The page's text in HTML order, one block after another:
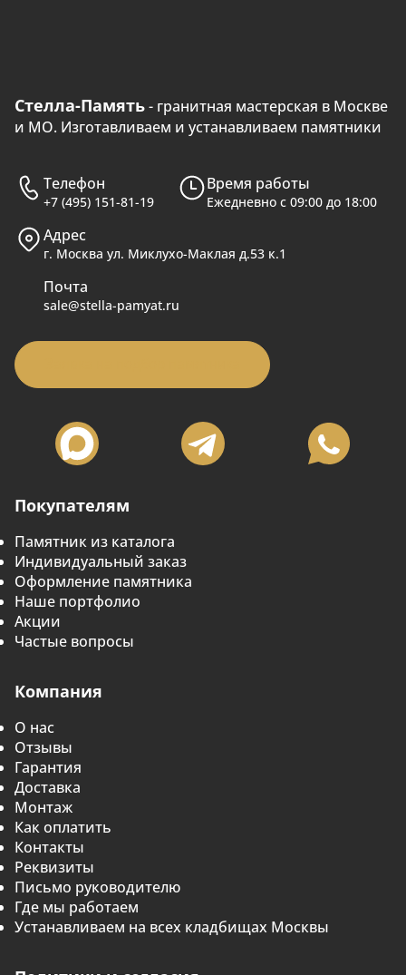
Стелла-Память- гранитная мастерская в Москве
и МО. Изготавливаем и устанавливаем памятники
Покупателям
Памятник из каталога
Индивидуальный заказ
Оформление памятника
Наше портфолио
Акции
Частые вопросы
Компания
О нас
Отзывы
Гарантия
Доставка
Монтаж
Как оплатить
Контакты
Реквизиты
Письмо руководителю
Где мы работаем
Устанавливаем на всех кладбищах Москвы
Телефон
+7 (495) 151-81-19
Время работы
Ежедневно с 09:00 до 18:00
Адрес
г. Москва ул. Миклухо-Маклая д.53 к.1
Почта
sale@stella-pamyat.ru